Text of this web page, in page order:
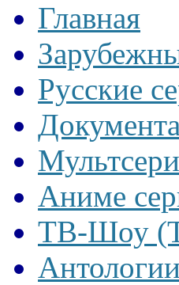
Главная
Русские
Аниме
ТВ-Шоу